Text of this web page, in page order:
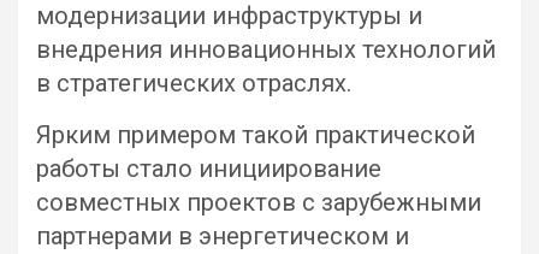
модернизации инфраструктуры и
внедрения инновационных технологий
в стратегических отраслях.
Ярким примером такой практической
работы стало инициирование
совместных проектов с зарубежными
партнерами в энергетическом и